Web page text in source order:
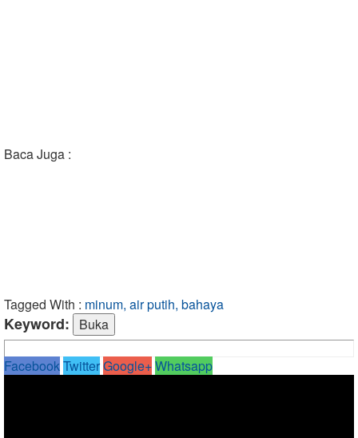
Baca Juga :
Tagged With : minum, air putih, bahaya
Keyword:
FacebookTwitterGoogle+Whatsapp